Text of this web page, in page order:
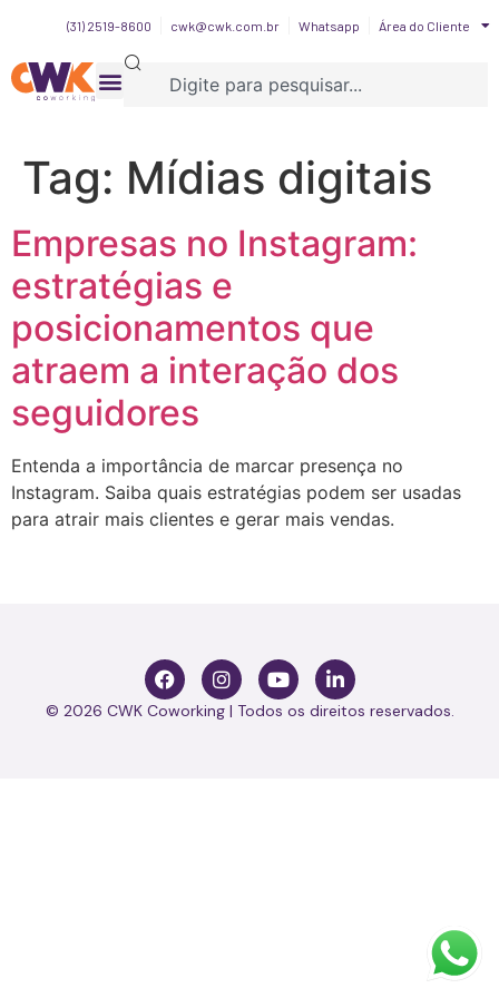
(31) 2519-8600 cwk@cwk.com.br Whatsapp Área do Cliente
Tag: Mídias digitais
Empresas no Instagram:
estratégias e
posicionamentos que
atraem a interação dos
seguidores
Entenda a importância de marcar presença no
Instagram. Saiba quais estratégias podem ser usadas
para atrair mais clientes e gerar mais vendas.
© 2026 CWK Coworking | Todos os direitos reservados.